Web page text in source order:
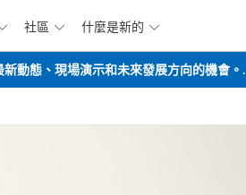
社區  什麼是新的 
動態、現場演示和未來發展方向的機會。.